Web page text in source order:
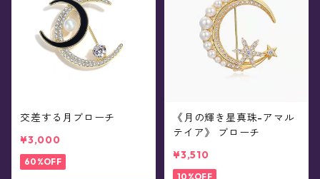
交差する月ブローチ
¥3,000
60%OFF
《月の輝き星真珠-アマル
テイア》 ブローチ
¥3,510
10%OFF